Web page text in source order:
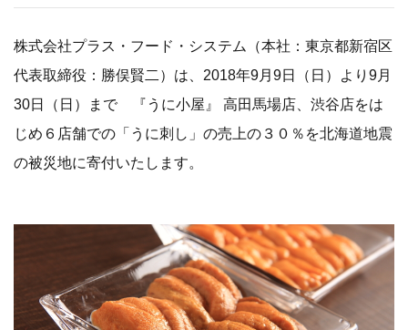
株式会社プラス・フード・システム（本社：東京都新宿区
代表取締役：勝俣賢二）は、2018年9月9日（日）より9月
30日（日）まで 『うに小屋』 高田馬場店、渋谷店をは
じめ６店舗での「うに刺し」の売上の３０％を北海道地震
の被災地に寄付いたします。